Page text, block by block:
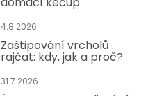
4.8.2026
Zaštipování vrcholů
rajčat: kdy, jak a proč?
31.7.2026